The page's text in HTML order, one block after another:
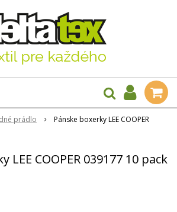
prádlo
Pánske boxerky LEE COOPER
LEE COOPER 039177 10 pack